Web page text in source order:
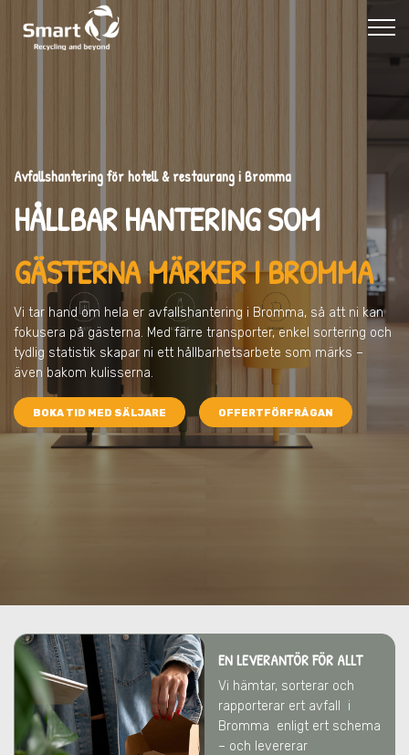
Avfallshantering för hotell & restaurang i Bromma
HÅLLBAR HANTERING SOM
GÄSTERNA MÄRKER I BROMMA
Vi tar hand om hela er avfallshantering i Bromma, så att ni kan
fokusera på gästerna. Med färre transporter, enkel sortering och
tydlig statistik skapar ni ett hållbarhetsarbete som märks –
även bakom kulisserna.
BOKA TID MED SÄLJARE OFFERTFÖRFRÅGAN
EN LEVERANTÖR FÖR ALLT
Vi hämtar, sorterar och
rapporterar ert avfall
i
Bromma enligt ert schema
– och levererar